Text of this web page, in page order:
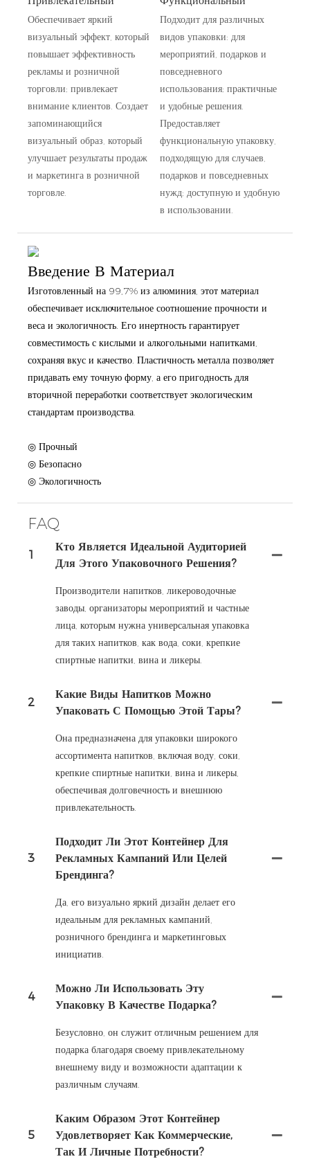
Обеспечивает яркий
визуальный эффект, который
повышает эффективность
рекламы и розничной
торговли; привлекает
внимание клиентов. Создает
запоминающийся
визуальный образ, который
улучшает результаты продаж
и маркетинга в розничной
торговле.
Подходит для различных
видов упаковки: для
мероприятий, подарков и
повседневного
использования; практичные
и удобные решения.
Предоставляет
функциональную упаковку,
подходящую для случаев,
подарков и повседневных
нужд; доступную и удобную
в использовании.
Введение В Материал
Изготовленный на 99,7% из алюминия, этот материал
обеспечивает исключительное соотношение прочности и
веса и экологичность. Его инертность гарантирует
совместимость с кислыми и алкогольными напитками,
сохраняя вкус и качество. Пластичность металла позволяет
придавать ему точную форму, а его пригодность для
вторичной переработки соответствует экологическим
стандартам производства.
◎ Прочный
◎ Безопасно
◎ Экологичность
FAQ
1
Кто Является Идеальной Аудиторией
Для Этого Упаковочного Решения?
Производители напитков, ликероводочные
заводы, организаторы мероприятий и частные
лица, которым нужна универсальная упаковка
для таких напитков, как вода, соки, крепкие
спиртные напитки, вина и ликеры.
2
Какие Виды Напитков Можно
Упаковать С Помощью Этой Тары?
Она предназначена для упаковки широкого
ассортимента напитков, включая воду, соки,
крепкие спиртные напитки, вина и ликеры,
обеспечивая долговечность и внешнюю
привлекательность.
3
Подходит Ли Этот Контейнер Для
Рекламных Кампаний Или Целей
Брендинга?
Да, его визуально яркий дизайн делает его
идеальным для рекламных кампаний,
розничного брендинга и маркетинговых
инициатив.
4
Можно Ли Использовать Эту
Упаковку В Качестве Подарка?
Безусловно, он служит отличным решением для
подарка благодаря своему привлекательному
внешнему виду и возможности адаптации к
различным случаям.
5
Каким Образом Этот Контейнер
Удовлетворяет Как Коммерческие,
Так И Личные Потребности?